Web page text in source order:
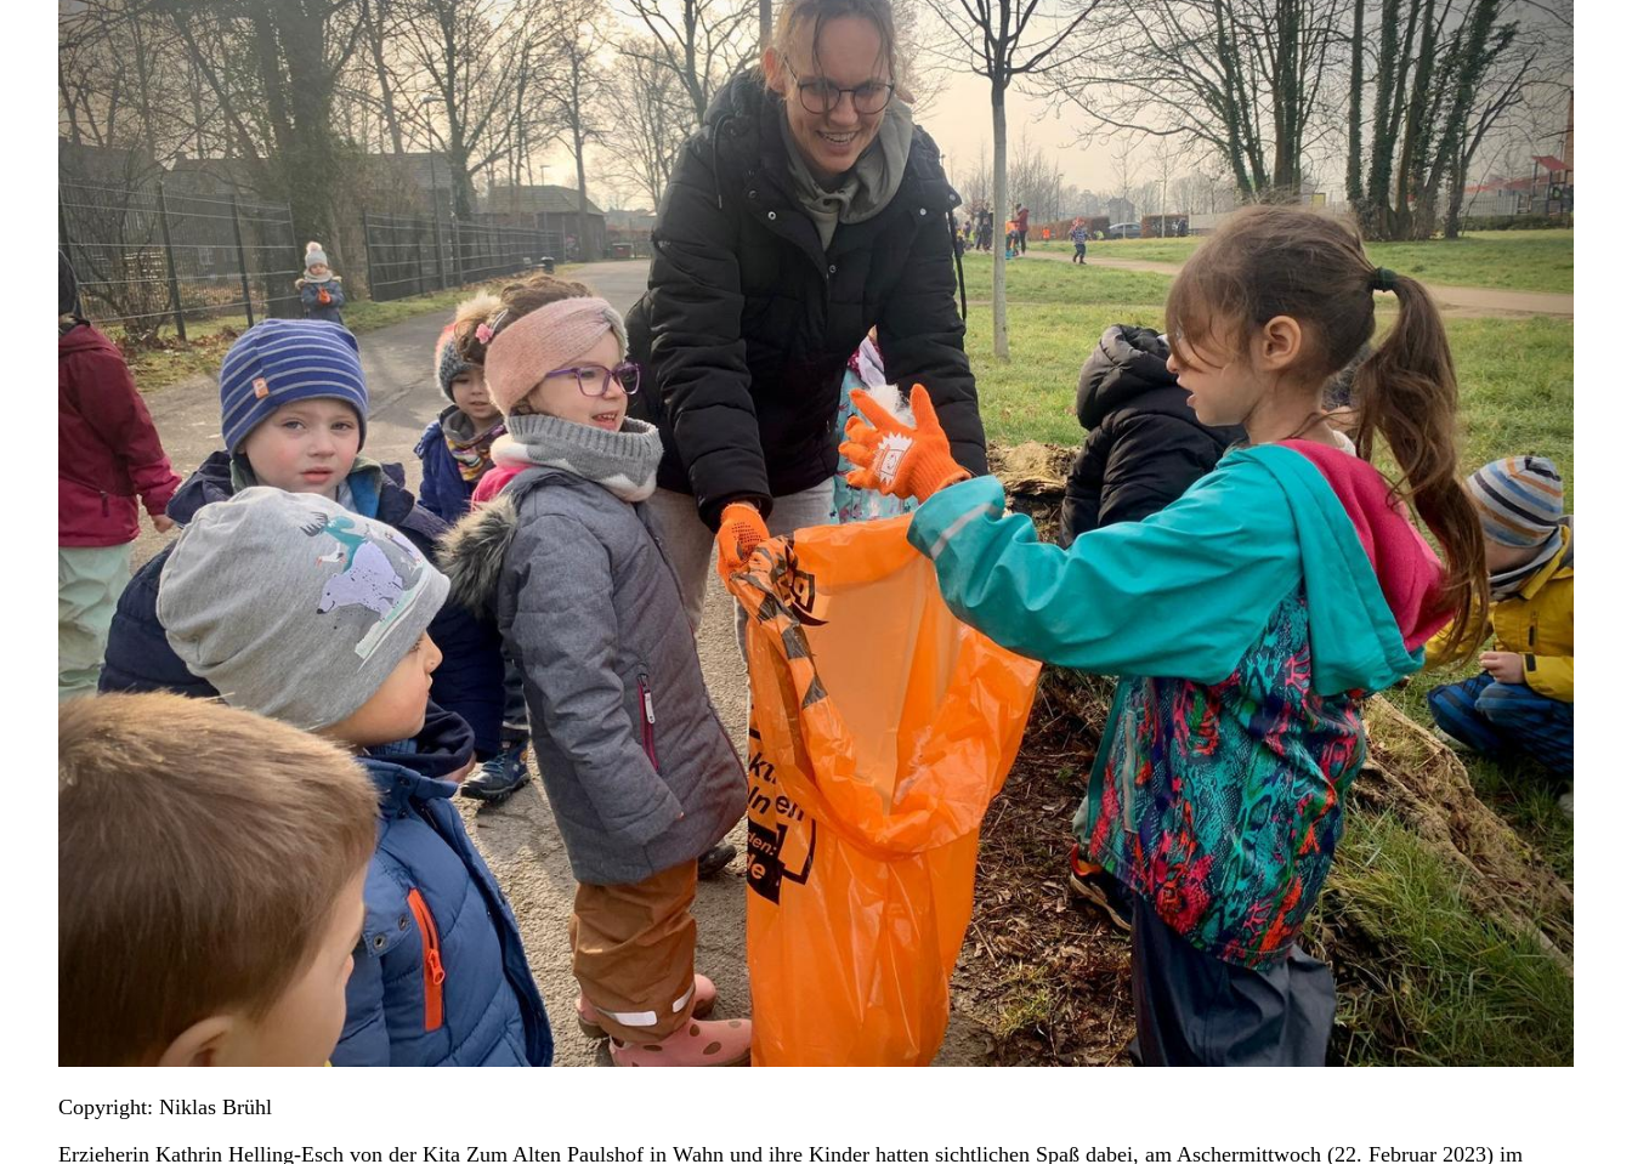
Copyright: Niklas Brühl
Erzieherin Kathrin Helling-Esch von der Kita Zum Alten Paulshof in Wahn und ihre Kinder hatten sichtlichen Spaß dabei, am Aschermittwoch (22. Februar 2023) im